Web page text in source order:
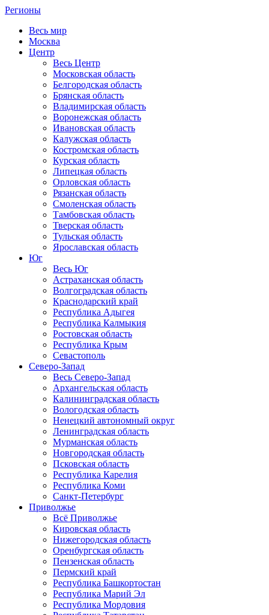
Регионы
Весь мир
Москва
Центр
Весь Центр
Московская область
Белгородская область
Брянская область
Владимирская область
Воронежская область
Ивановская область
Калужская область
Костромская область
Курская область
Липецкая область
Орловская область
Рязанская область
Смоленская область
Тамбовская область
Тверская область
Тульская область
Ярославская область
Юг
Весь Юг
Астраханская область
Волгоградская область
Краснодарский край
Республика Адыгея
Республика Калмыкия
Ростовская область
Республика Крым
Севастополь
Северо-Запад
Весь Северо-Запад
Архангельская область
Калининградская область
Вологодская область
Ненецкий автономный округ
Ленинградская область
Мурманская область
Новгородская область
Псковская область
Республика Карелия
Республика Коми
Санкт-Петербург
Приволжье
Всё Приволжье
Кировская область
Нижегородская область
Оренбургская область
Пензенская область
Пермский край
Республика Башкортостан
Республика Марий Эл
Республика Мордовия